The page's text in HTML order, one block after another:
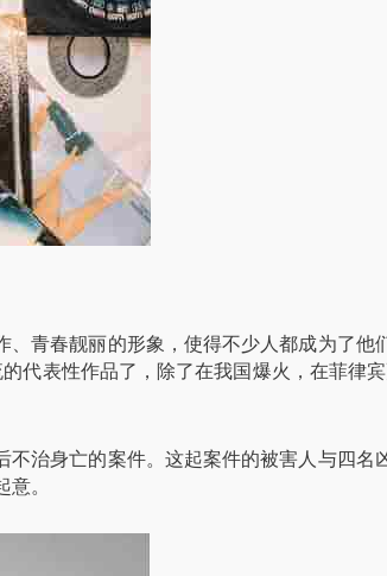
青春靓丽的形象，使得不少人都成为了他
代表性作品了，除了在我国爆火，在菲律宾
治身亡的案件。这起案件的被害人与四名
。